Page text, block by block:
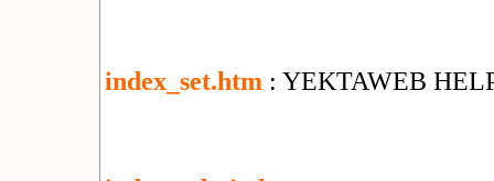
index_set.htm : YEKTAWEB